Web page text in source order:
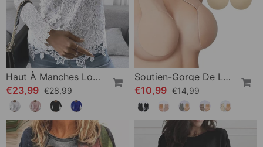
Haut À Manches Longues En Dentelle
€23,99 €28,99
Soutien-Gorge De Levage Invisible Adhésif
€10,99 €14,99